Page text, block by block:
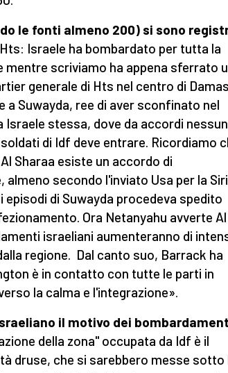
le fonti almeno 200) si sono
Israele ha bombardato per tutta la
mentre scriviamo ha appena sferrato
generale di Hts nel centro di
a Suwayda, ree di aver sconfinato nel
stessa, dove da accordi nessun
di Idf deve entrare. Ricordiamo
Sharaa esiste un accordo di
almeno secondo l'inviato Usa per la
di Suwayda procedeva spedito
Ora Netanyahu avverte Al
israeliani aumenteranno di
regione. Dal canto suo, Barrack ha
è in contatto con tutte le parti in
la calma e l'integrazione».
il motivo dei
della zona" occupata da Idf è il
druse, che si sarebbero messe sotto